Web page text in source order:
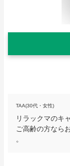
TAA(30代・女性)
リラックマのキ
ご高齢の方なら
。